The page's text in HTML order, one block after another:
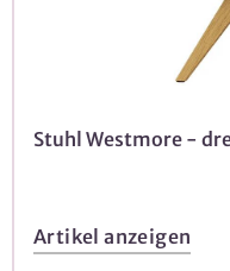
Stuhl Westmore -
Artikel anzeigen